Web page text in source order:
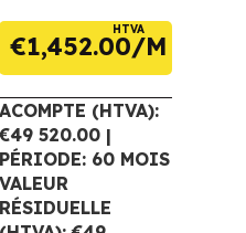
€1,452.00
HTVA
ACOMPTE (HTVA):
€49 520.00 |
PÉRIODE: 60 MOIS
VALEUR
RÉSIDUELLE